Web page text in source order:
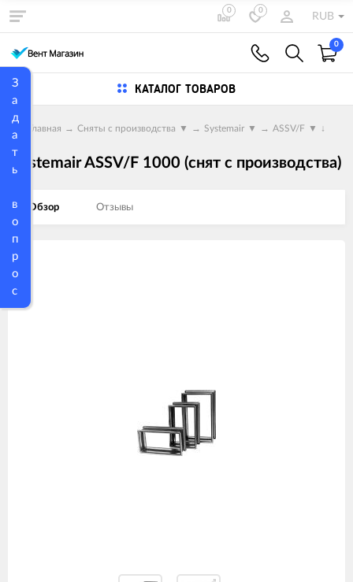
З
а
д
а
т
ь
в
о
п
р
о
с
0 0
RUB
0
КАТАЛОГ ТОВАРОВ
Главная → Сняты с производства ▼ → Systemair ▼ → ASSV/F ▼ ↓
Systemair ASSV/F 1000 (снят с производства)
Обзор Отзывы
Изображения
товаров